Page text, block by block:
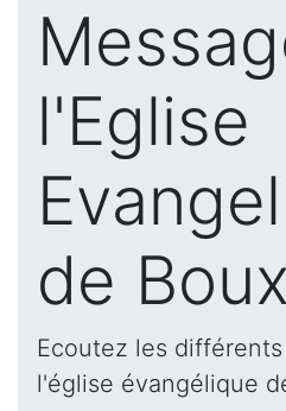
l'Eglise
de
Ecoutez les
l'église évangélique